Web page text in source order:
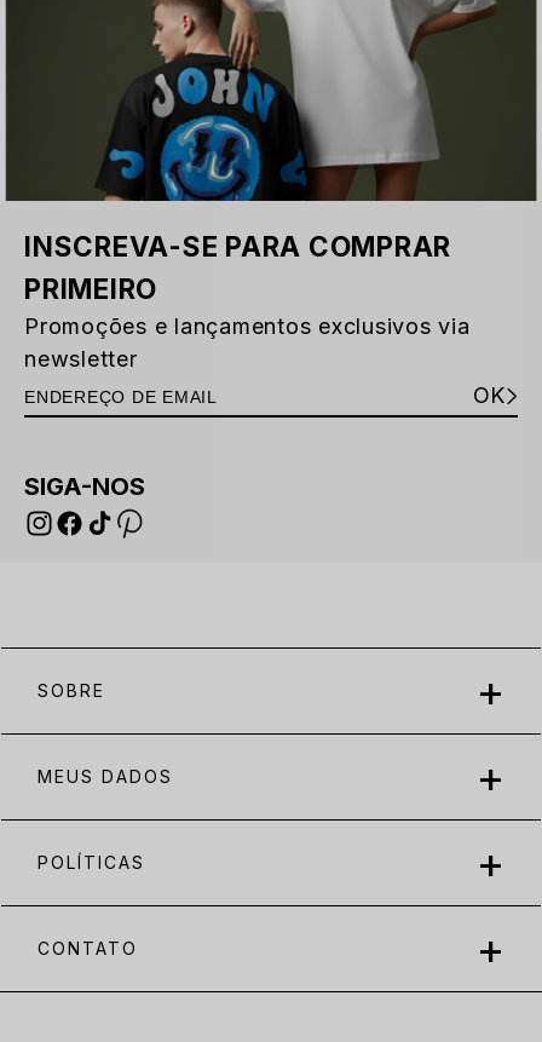
INSCREVA-SE PARA COMPRAR
PRIMEIRO
Promoções e lançamentos exclusivos via
newsletter
OK
SIGA-NOS
SOBRE
MEUS DADOS
POLÍTICAS
CONTATO